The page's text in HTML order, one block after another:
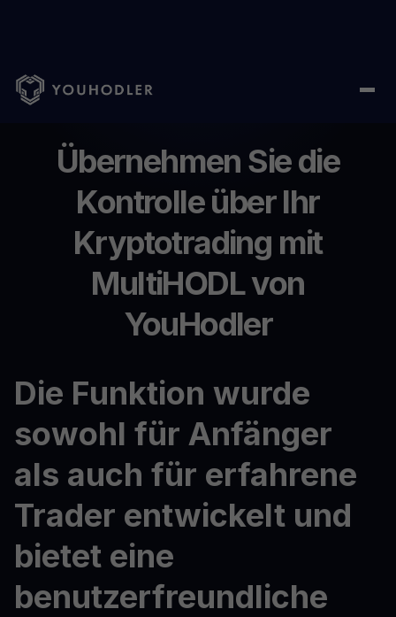
Home
Übernehmen Sie die
Kontrolle über Ihr
Kryptotrading mit
MultiHODL von
YouHodler
Die Funktion wurde
sowohl für Anfänger
als auch für erfahrene
Trader entwickelt und
bietet eine
benutzerfreundliche